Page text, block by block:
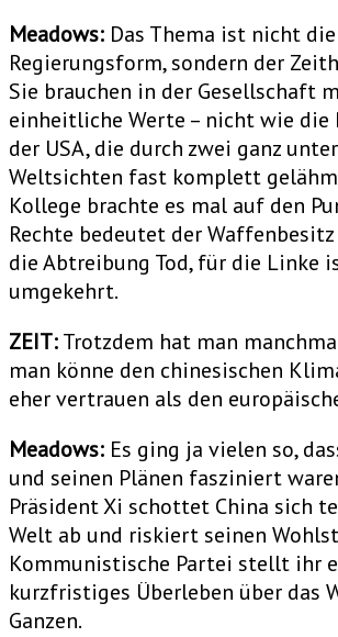
Meadows: Das Thema ist nicht die
Regierungsform, sondern der
Sie brauchen in der Gesellschaft
einheitliche Werte – nicht wie die
der USA, die durch zwei ganz
Weltsichten fast komplett
Kollege brachte es mal auf den
Rechte bedeutet der
die Abtreibung Tod, für die Linke
umgekehrt.
ZEIT:Trotzdem hat man
man könne den chinesischen
eher vertrauen als den
Meadows: Es ging ja vielen so,
und seinen Plänen fasziniert
Präsident Xi schottet China sich
Welt ab und riskiert seinen
Kommunistische Partei stellt ihr
kurzfristiges Überleben über das
Ganzen.